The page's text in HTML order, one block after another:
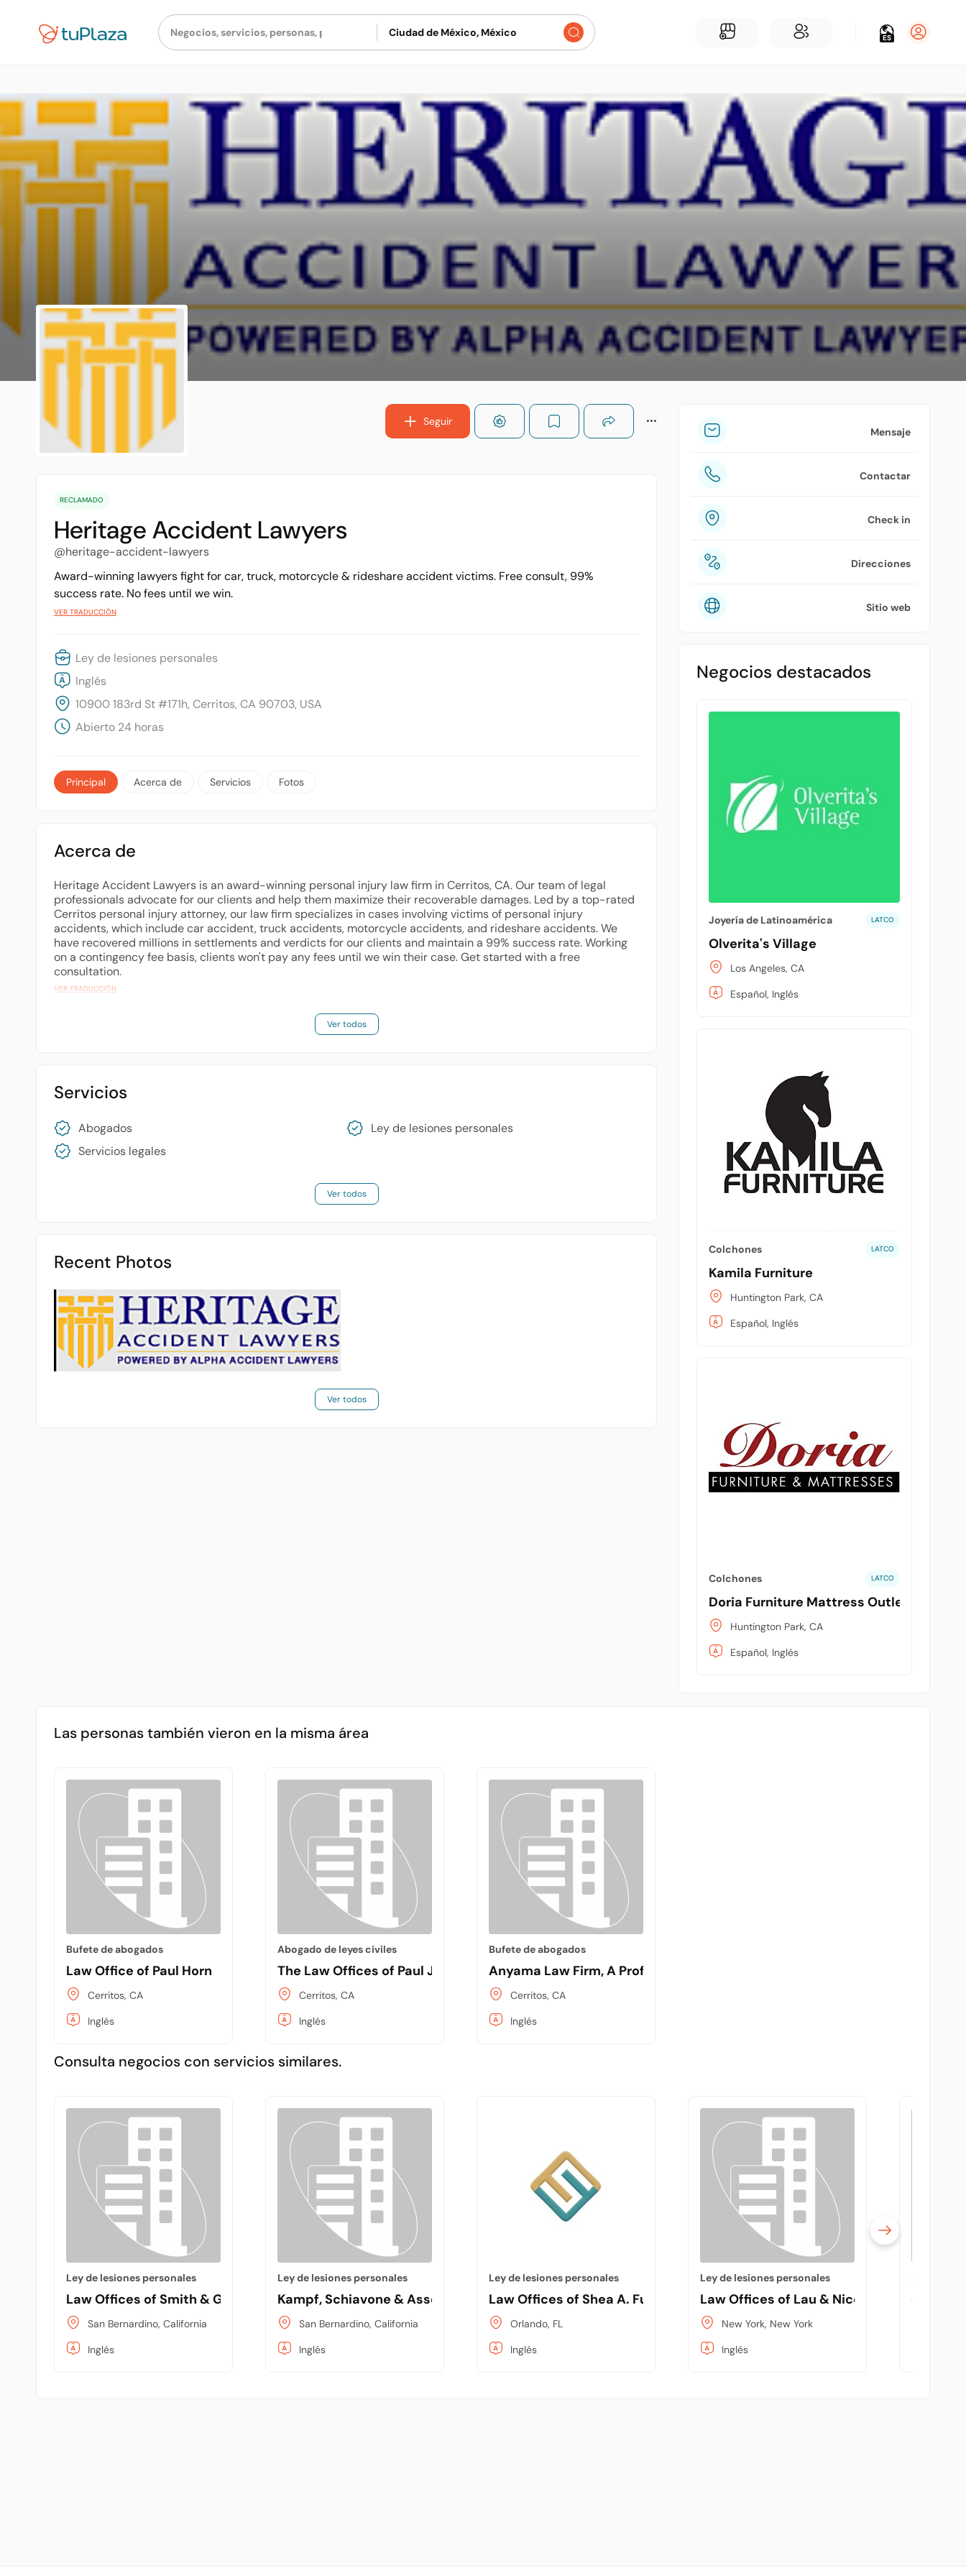
ES
Seguir
RECLAMADO
Heritage Accident Lawyers
@heritage-accident-lawyers
Award-winning lawyers fight for car, truck, motorcycle & rideshare accident victims. Free consult, 99%
success rate. No fees until we win.
VER TRADUCCIÓN
Ley de lesiones personales
Inglés
10900 183rd St #171h, Cerritos, CA 90703, USA
Abierto 24 horas
Principal Acerca de Servicios Fotos
Acerca de
Heritage Accident Lawyers is an award-winning personal injury law firm in Cerritos, CA. Our team of legal
professionals advocate for our clients and help them maximize their recoverable damages. Led by a top-rated
Cerritos personal injury attorney, our law firm specializes in cases involving victims of personal injury
accidents, which include car accident, truck accidents, motorcycle accidents, and rideshare accidents. We
have recovered millions in settlements and verdicts for our clients and maintain a 99% success rate. Working
on a contingency fee basis, clients won't pay any fees until we win their case. Get started with a free
consultation.
VER TRADUCCIÓN
Ver todos
Servicios
Abogados
Ley de lesiones personales
Servicios legales
Ver todos
Recent Photos
Ver todos
Mensaje
Contactar
Check in
Direcciones
Sitio web
Negocios destacados
Joyería de Latinoamérica LATCO
Olverita's Village
Los Angeles, CA
Español, Inglés
Colchones LATCO
Kamila Furniture
Huntington Park, CA
Español, Inglés
Colchones LATCO
Doria Furniture Mattress Outlet
Huntington Park, CA
Español, Inglés
Las personas también vieron en la misma área
Bufete de abogados
Law Office of Paul Horn
Cerritos, CA
Inglés
Abogado de leyes civiles
The Law Offices of Paul J. Duron
Cerritos, CA
Inglés
Bufete de abogados
Anyama Law Firm, A Professional Corporation
Cerritos, CA
Inglés
Consulta negocios con servicios similares.
Ley de lesiones personales
Law Offices of Smith & Garfunkel
San Bernardino, California
Inglés
Ley de lesiones personales
Kampf, Schiavone & Associates
San Bernardino, California
Inglés
Ley de lesiones personales
Law Offices of Shea A. Fugate, P.A.
Orlando, FL
Inglés
Ley de lesiones personales
Law Offices of Lau & Nicolello
New York, New York
Inglés
Gair,
Para Negocios
Añadir un negocio
Encuentre empresas cerca de ti
Comunidad
Encuentra personas cerca de ti
tuPlaza